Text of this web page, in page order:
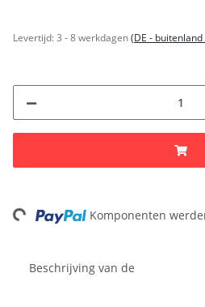
Levertijd:3 - 8 werkdagen(DE -
Komponenten
Beschrijving van de